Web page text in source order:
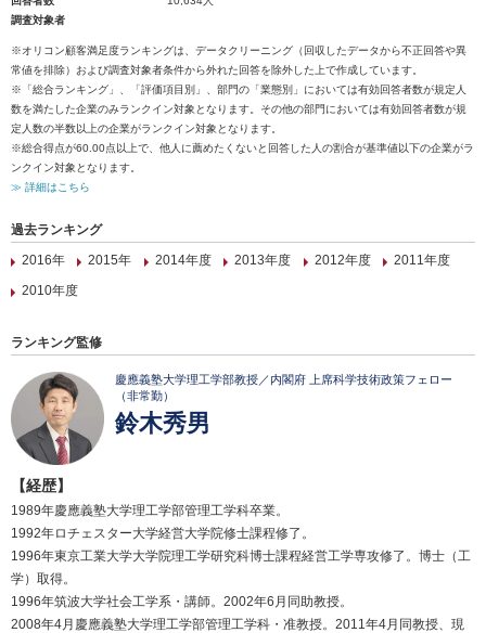
調査対象者
※オリコン顧客満足度ランキングは、データクリーニング（回収したデータから不正回答や異
常値を排除）および調査対象者条件から外れた回答を除外した上で作成しています。
※「総合ランキング」、「評価項目別」、部門の「業態別」においては有効回答者数が規定人
数を満たした企業のみランクイン対象となります。その他の部門においては有効回答者数が規
定人数の半数以上の企業がランクイン対象となります。
※総合得点が60.00点以上で、他人に薦めたくないと回答した人の割合が基準値以下の企業がラ
ンクイン対象となります。
≫ 詳細はこちら
過去ランキング
2016年
2015年 2014年度 2013年度 2012年度
2011年度
2010年度
ランキング監修
慶應義塾大学理工学部教授／内閣府 上席科学技術政策フェロー
（非常勤）
鈴木秀男
【経歴】
1989年慶應義塾大学理工学部管理工学科卒業。
1992年ロチェスター大学経営大学院修士課程修了。
1996年東京工業大学大学院理工学研究科博士課程経営工学専攻修了。博士（工
学）取得。
1996年筑波大学社会工学系・講師。2002年6月同助教授。
2008年4月慶應義塾大学理工学部管理工学科・准教授。2011年4月同教授、現